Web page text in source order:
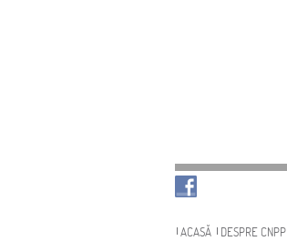
Navigare
ACASĂ DESPRE CNPP